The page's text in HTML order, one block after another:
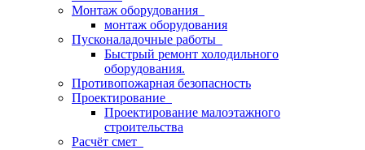
Монтаж оборудования
монтаж оборудования
Пусконаладочные работы
Быстрый ремонт холодильного
оборудования.
Противопожарная безопасность
Проектирование
Проектирование малоэтажного
строительства
Расчёт смет